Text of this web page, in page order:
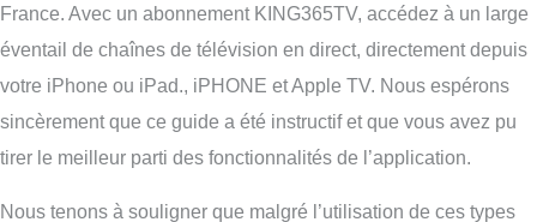
France. Avec un abonnement KING365TV, accédez à un large
éventail de chaînes de télévision en direct, directement depuis
votre iPhone ou iPad., iPHONE et Apple TV. Nous espérons
sincèrement que ce guide a été instructif et que vous avez pu
tirer le meilleur parti des fonctionnalités de l’application.
Nous tenons à souligner que malgré l’utilisation de ces types